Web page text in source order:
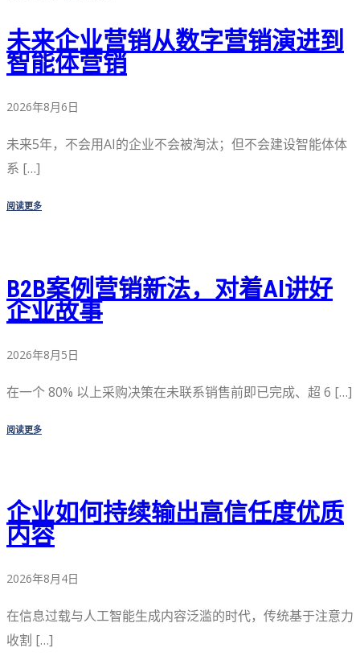
未来企业营销从数字营销演进到
智能体营销
2026年8月6日
未来5年，不会用AI的企业不会被淘汰；但不会建设智能体体
系 […]
阅读更多
B2B案例营销新法，对着AI讲好
企业故事
2026年8月5日
在一个 80% 以上采购决策在未联系销售前即已完成、超 6 […]
阅读更多
企业如何持续输出高信任度优质
内容
2026年8月4日
在信息过载与人工智能生成内容泛滥的时代，传统基于注意力
收割 […]